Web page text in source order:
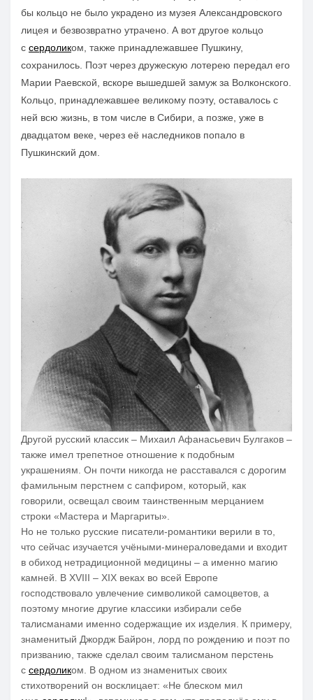
бы кольцо не было украдено из музея Александровского
лицея и безвозвратно утрачено. А вот другое кольцо
с сердоликом, также принадлежавшее Пушкину,
сохранилось. Поэт через дружескую лотерею передал его
Марии Раевской, вскоре вышедшей замуж за Волконского.
Кольцо, принадлежавшее великому поэту, оставалось с
ней всю жизнь, в том числе в Сибири, а позже, уже в
двадцатом веке, через её наследников попало в
Пушкинский дом.
Другой русский классик – Михаил Афанасьевич Булгаков –
также имел трепетное отношение к подобным
украшениям. Он почти никогда не расставался с дорогим
фамильным перстнем с сапфиром, который, как
говорили, освещал своим таинственным мерцанием
строки «Мастера и Маргариты».
Но не только русские писатели-романтики верили в то,
что сейчас изучается учёными-минераловедами и входит
в обиход нетрадиционной медицины – а именно магию
камней. В XVIII – XIX веках во всей Европе
господствовало увлечение символикой самоцветов, а
поэтому многие другие классики избирали себе
талисманами именно содержащие их изделия. К примеру,
знаменитый Джордж Байрон, лорд по рождению и поэт по
призванию, также сделал своим талисманом перстень
с сердоликом. В одном из знаменитых своих
стихотворений он восклицает: «Не блеском мил